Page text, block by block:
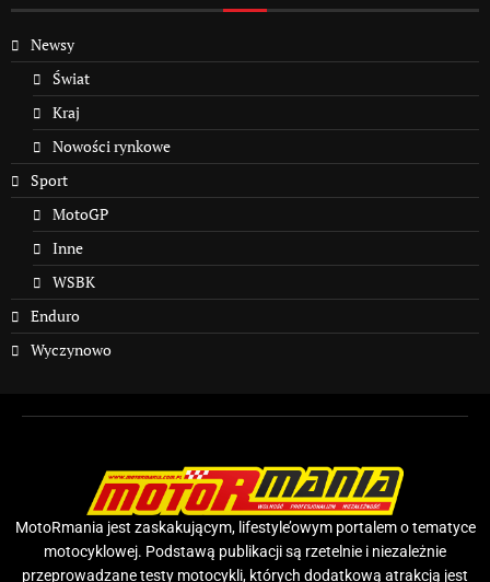
Newsy
Świat
Kraj
Nowości rynkowe
Sport
MotoGP
Inne
WSBK
Enduro
Wyczynowo
MotoRmania jest zaskakującym, lifestyle’owym portalem o tematyce
motocyklowej. Podstawą publikacji są rzetelnie i niezależnie
przeprowadzane testy motocykli, których dodatkową atrakcją jest